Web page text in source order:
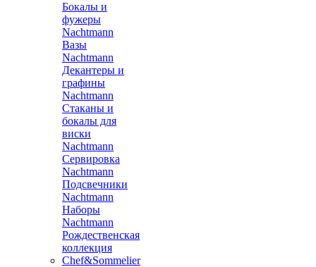
Бокалы и
фужеры
Nachtmann
Вазы
Nachtmann
Декантеры и
графины
Nachtmann
Стаканы и
бокалы для
виски
Nachtmann
Сервировка
Nachtmann
Подсвечники
Nachtmann
Наборы
Nachtmann
Рождественская
коллекция
Chef&Sommelier